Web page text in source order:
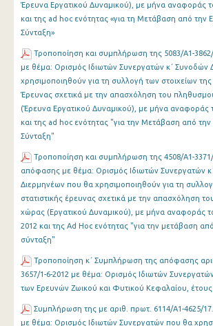
Έρευνα Εργατικού Δυναμικού), με μήνα αναφοράς
και της ad hoc ενότητας «για τη Μετάβαση από την
Σύνταξη»
Τροποποίηση και συμπλήρωση της 5083/Α1-
με θέμα: Ορισμός Ιδιωτών Συνεργατών κ΄ Συνοδών
χρησιμοποιηθούν για τη συλλογή των στοιχείων της
Έρευνας σχετικά με την απασχόληση του
(Έρευνα Εργατικού Δυναμικού), με μήνα αναφοράς
και της ad hoc ενότητας "για την Μετάβαση από την
Σύνταξη"
Τροποποίηση και συμπλήρωση της 4508/Α1-3371/
απόφασης με θέμα: Ορισμός Ιδιωτών Συνεργατών
Διερμηνέων που θα χρησιμοποιηθούν για τη
στατιστικής έρευνας σχετικά με την απασχόληση
χώρας (Εργατικού Δυναμικού), με μήνα αναφοράς
2012 και της Ad Hoc ενότητας "για την μετάβαση
σύνταξη"
Τροποποίηση κ΄ Συμπλήρωση της απόφασης
3657/1-6-2012 με θέμα: Ορισμός Ιδιωτών Συνεργατών
των Ερευνών Ζωικού και Φυτικού Κεφαλαίου, έτους
Συμπλήρωση της με αριθ. πρωτ. 6114/Α1-4625/
με θέμα: Ορισμός Ιδιωτών Συνεργατών που θα